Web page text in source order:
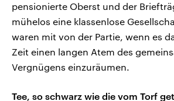
pensionierte Oberst und der
mühelos eine klassenlose
waren mit von der Partie, wenn es
Zeit einen langen Atem des
Vergnügens einzuräumen.
Tee, so schwarz wie die vom Torf